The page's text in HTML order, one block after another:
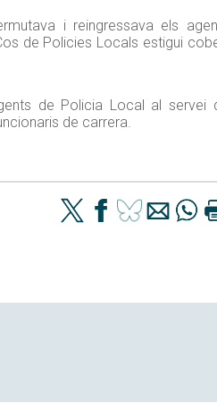
i reingressava els
de Policies Locals estigui
de Policia Local al servei
de carrera.